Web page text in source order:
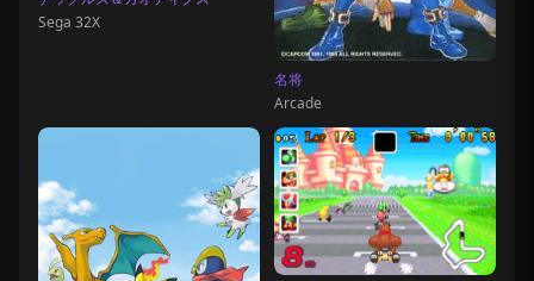
Sega 32X
名将
Arcade